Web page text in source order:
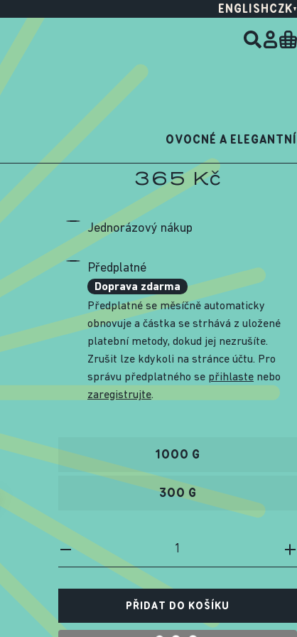
ENGLISHCZK
OVOCNÉ A ELEGANTNÍ
365 Kč
Jednorázový nákup
Předplatné
Doprava zdarma
Předplatné se měsíčně automaticky
obnovuje a částka se strhává z uložené
platební metody, dokud jej nezrušíte.
Zrušit lze kdykoli na stránce účtu. Pro
správu předplatného se přihlaste nebo
zaregistrujte.
1000 G
300 G
PŘIDAT DO KOŠÍKU